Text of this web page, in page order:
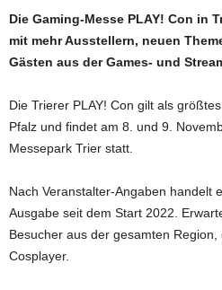
Die Gaming-Messe PLAY! Con in
mit mehr Ausstellern, neuen
Gästen aus der Games- und
Die Trierer PLAY! Con gilt als
Pfalz und findet am 8. und 9.
Messepark Trier statt.
Nach Veranstalter-Angaben handelt
Ausgabe seit dem Start 2022.
Besucher aus der gesamten
Cosplayer.